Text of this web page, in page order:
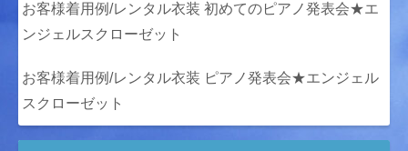
お客様着用例/レンタル衣装 初めてのピアノ発表会★エ
ンジェルスクローゼット
お客様着用例/レンタル衣装 ピアノ発表会★エンジェル
スクローゼット